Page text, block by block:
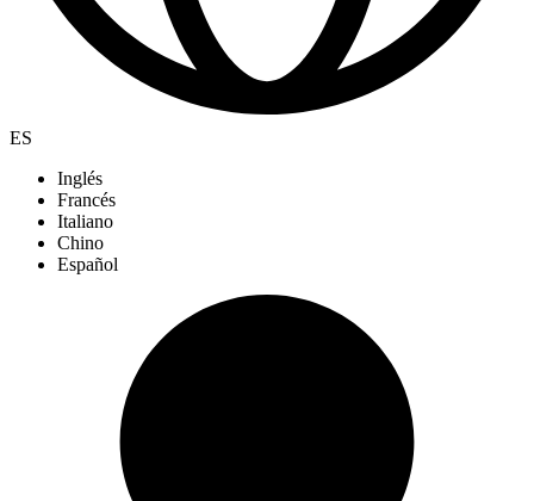
ES
Inglés
Francés
Italiano
Chino
Español